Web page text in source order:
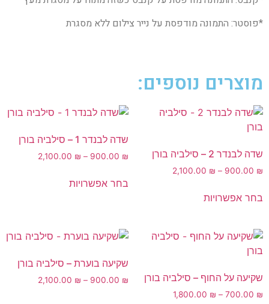
*פוסטר: התמונה מודפסת על נייר צילום ללא מסגרת
מוצרים נוספים:
שדה לבנדר 2 – סילביה בורן
900.00 ₪
–
2,100.00 ₪
בחר אפשרויות
שדה לבנדר 1 – סילביה בורן
900.00 ₪
–
2,100.00 ₪
בחר אפשרויות
שקיעה על החוף – סילביה בורן
700.00 ₪
–
1,800.00 ₪
שקיעה בוערת – סילביה בורן
900.00 ₪
–
2,100.00 ₪